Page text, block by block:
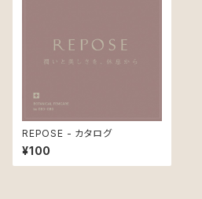
REPOSE - カタログ
¥100